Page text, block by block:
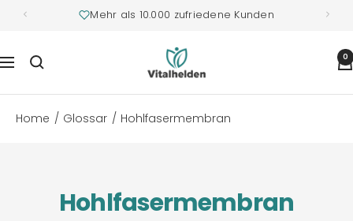
Mehr als 10.000 zufriedene Kunden
Navigation
Vitalhelden.de 0
Home Glossar Hohlfasermembran
Hohlfasermembran